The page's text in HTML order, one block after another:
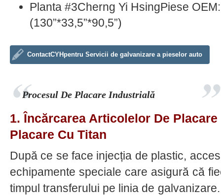
Planta #3Cherng Yi HsingPiese
(130”*33,5”*90,5”)
ContactCYHpentru Servicii de galvanizare a pieselor auto
Procesul De Placare Industrială
1. Încărcarea Articolelor De
Placare Cu Titan
După ce se face injecția de plastic,
echipamente speciale care asigură că
timpul transferului pe linia de